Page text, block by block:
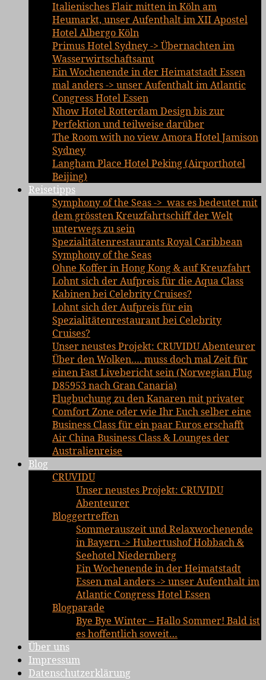
Italienisches Flair mitten in Köln am
Heumarkt, unser Aufenthalt im XII Apostel
Hotel Albergo Köln
Primus Hotel Sydney -> Übernachten im
Wasserwirtschaftsamt
Ein Wochenende in der Heimatstadt Essen
mal anders -> unser Aufenthalt im Atlantic
Congress Hotel Essen
Nhow Hotel Rotterdam Design bis zur
Perfektion und teilweise darüber
The Room with no view Amora Hotel Jamison
Sydney
Langham Place Hotel Peking (Airporthotel
Beijing)
Reisetipps
Symphony of the Seas -> was es bedeutet mit
dem grössten Kreuzfahrtschiff der Welt
unterwegs zu sein
Spezialitätenrestaurants Royal Caribbean
Symphony of the Seas
Ohne Koffer in Hong Kong & auf Kreuzfahrt
Lohnt sich der Aufpreis für die Aqua Class
Kabinen bei Celebrity Cruises?
Lohnt sich der Aufpreis für ein
Spezialitätenrestaurant bei Celebrity
Cruises?
Unser neustes Projekt: CRUVIDU Abenteurer
Über den Wolken…. muss doch mal Zeit für
einen Fast Livebericht sein (Norwegian Flug
D85953 nach Gran Canaria)
Flugbuchung zu den Kanaren mit privater
Comfort Zone oder wie Ihr Euch selber eine
Business Class für ein paar Euros erschafft
Air China Business Class & Lounges der
Australienreise
Blog
CRUVIDU
Unser neustes Projekt: CRUVIDU
Abenteurer
Bloggertreffen
Sommerauszeit und Relaxwochenende
in Bayern -> Hubertushof Hobbach &
Seehotel Niedernberg
Ein Wochenende in der Heimatstadt
Essen mal anders -> unser Aufenthalt im
Atlantic Congress Hotel Essen
Blogparade
Bye Bye Winter – Hallo Sommer! Bald ist
es hoffentlich soweit…
Über uns
Impressum
Datenschutzerklärung